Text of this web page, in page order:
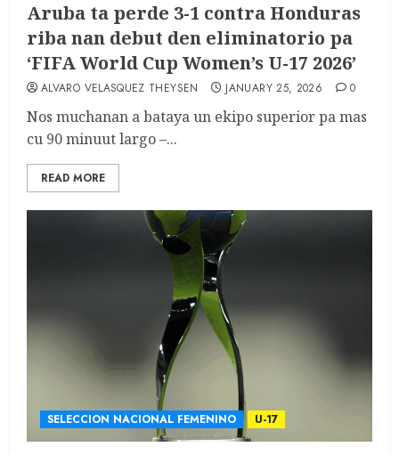
Aruba ta perde 3-1 contra Honduras
riba nan debut den eliminatorio pa
‘FIFA World Cup Women’s U-17 2026’
ALVARO VELASQUEZ THEYSEN JANUARY 25, 2026 0
Nos muchanan a bataya un ekipo superior pa mas
cu 90 minuut largo –...
READ MORE
SELECCION NACIONAL FEMENINO U-17